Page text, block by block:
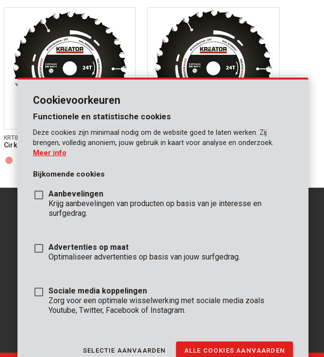
KRT020303
Cirkelzaagblad Ø 160x20x2,0mm 24T Cirkelzaagblad Ø 165x20x2,0mm 24T
CONTACT
INFO
VARO - Vic. Van Rompuy nv
Joseph Van Instraat 9
VARO IBERICA
+32 (0)3 292 92 92
info@varo.com
support@varo.com
Cookievoorkeuren
Functionele en statistische cookies
Deze cookies zijn minimaal nodig om de website goed te laten werken. Zij
brengen, volledig anoniem, jouw gebruik in kaart voor analyse en onderzoek.
Meer info
Bijkomende cookies
Aanbevelingen
Krijg aanbevelingen van producten op basis van je interesse en
surfgedrag.
Advertenties op maat
Optimaliseer advertenties op basis van jouw surfgedrag.
Sociale media koppelingen
Zorg voor een optimale wisselwerking met sociale media zoals
Youtube, Twitter, Facebook of Instagram.
SELECTIE AANVAARDEN ALLE COOKIES AANVAARDEN